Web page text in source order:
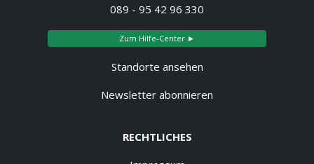
089 - 95 42 96 330
Zum Hilfe-Center ►
Standorte ansehen
Newsletter abonnieren
RECHTLICHES